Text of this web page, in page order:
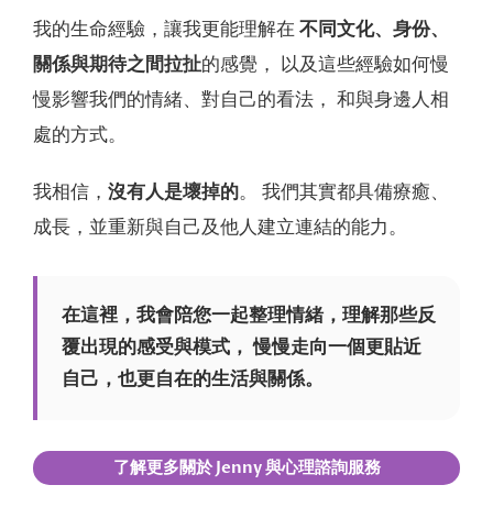
我的生命經驗，讓我更能理解在不同文化、身份、
關係與期待之間拉扯的感覺， 以及這些經驗如何慢
慢影響我們的情緒、對自己的看法， 和與身邊人相
處的方式。
我相信， 沒有人是壞掉的。 我們其實都具備療癒、
成長，並重新與自己及他人建立連結的能力。
在這裡，我會陪您一起整理情緒，理解那些反
覆出現的感受與模式， 慢慢走向一個更貼近
自己，也更自在的生活與關係。
了解更多關於 Jenny 與心理諮詢服務